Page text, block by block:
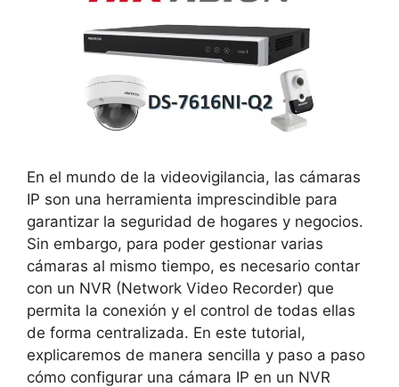
En el mundo de la videovigilancia, las cámaras
IP son una herramienta imprescindible para
garantizar la seguridad de hogares y negocios.
Sin embargo, para poder gestionar varias
cámaras al mismo tiempo, es necesario contar
con un NVR (Network Video Recorder) que
permita la conexión y el control de todas ellas
de forma centralizada. En este tutorial,
explicaremos de manera sencilla y paso a paso
cómo configurar una cámara IP en un NVR